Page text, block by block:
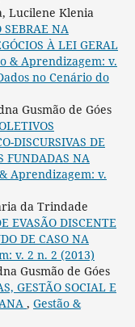
Lucilene Klenia
SEBRAE NA
À LEI GERAL
& Aprendizagem: v.
no Cenário do
Gusmão de Góes
DISCURSIVAS DE
FUNDADAS NA
Aprendizagem: v.
da Trindade
EVASÃO DISCENTE
DE CASO NA
v. 2 n. 2 (2013)
Gusmão de Góes
GESTÃO SOCIAL E
, Gestão &